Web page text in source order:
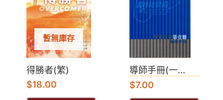
暫無庫存
得勝者(繁)
$18.00
導師手冊(一...
$7.00